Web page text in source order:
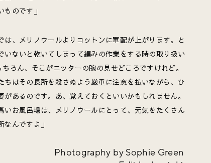
のです」
は、メリノウールよりコットンに軍配が上がります。と
いないと乾いてしまって編みの作業をする時の取り扱い
ろん、そこがニッターの腕の見せどころですけれど。
ちはその長所を殺さぬよう厳重に注意を払いながら、ひ
あるのです。あ、覚えておくといいかもしれません。
いお風呂場は、メリノウールにとって、元気をたくさん
んですよ」
Photography by Sophie Green